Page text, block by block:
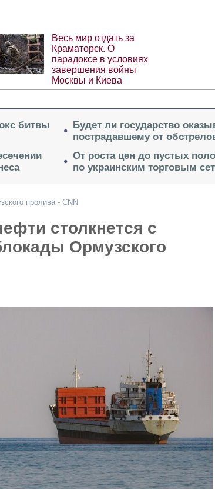
Весь мир отдать за
Краматорск. О
парадоксе в условиях
завершения войны
Москвы и Киева
битвы
Будет ли государство
пострадавшему от
От роста цен до пустых
по украинским торговым
пролива - CNN
столкнется с
Ормузского